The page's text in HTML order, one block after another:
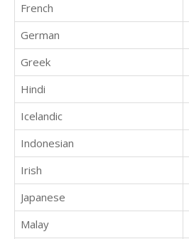
French
German
Greek
Hindi
Icelandic
Indonesian
Irish
Japanese
Malay